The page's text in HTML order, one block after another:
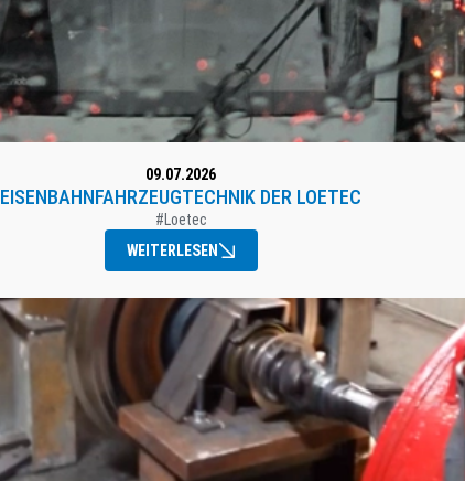
09.07.2026
EISENBAHNFAHRZEUGTECHNIK DER LOETEC
#Loetec
WEITERLESEN